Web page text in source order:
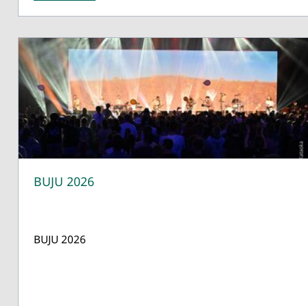
BUJU 2026
BUJU 2026